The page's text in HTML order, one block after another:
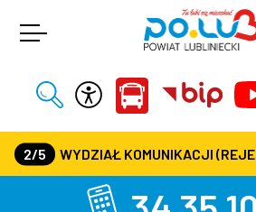
2/5 WYDZIAŁ KOMUNIKACJI (REJESTRACJA POJAZDÓW, PRAWA JAZDY) CZYNNY